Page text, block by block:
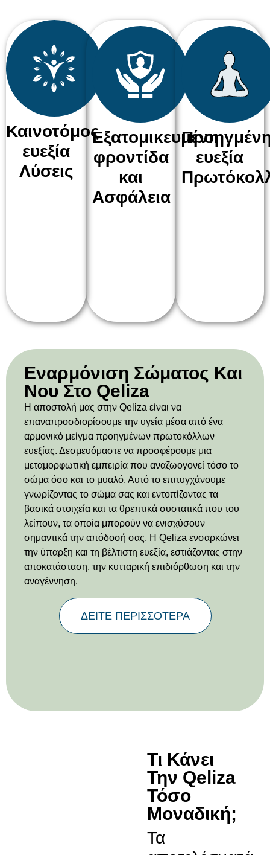
Καινοτόμος
ευεξία
Λύσεις
Εξατομικευμένη
φροντίδα
και
Ασφάλεια
ευεξία
Εναρμόνιση Σώματος Και
Νου Στο Qeliza
Η αποστολή μας στην Qeliza είναι να
επαναπροσδιορίσουμε την υγεία μέσα από ένα
αρμονικό μείγμα προηγμένων πρωτοκόλλων
ευεξίας. Δεσμευόμαστε να προσφέρουμε μια
μεταμορφωτική εμπειρία που αναζωογονεί τόσο το
σώμα όσο και το μυαλό. Αυτό το επιτυγχάνουμε
γνωρίζοντας το σώμα σας και εντοπίζοντας τα
βασικά στοιχεία και τα θρεπτικά συστατικά που του
λείπουν, τα οποία μπορούν να ενισχύσουν
σημαντικά την απόδοσή σας. Η Qeliza ενσαρκώνει
την ύπαρξη και τη βέλτιστη ευεξία, εστιάζοντας στην
αποκατάσταση, την κυτταρική επιδιόρθωση και την
αναγέννηση.
ΔΕΙΤΕ ΠΕΡΙΣΣΟΤΕΡΑ
Τι Κάνει
Την Qeliza
Τόσο
Μοναδική;
Τα